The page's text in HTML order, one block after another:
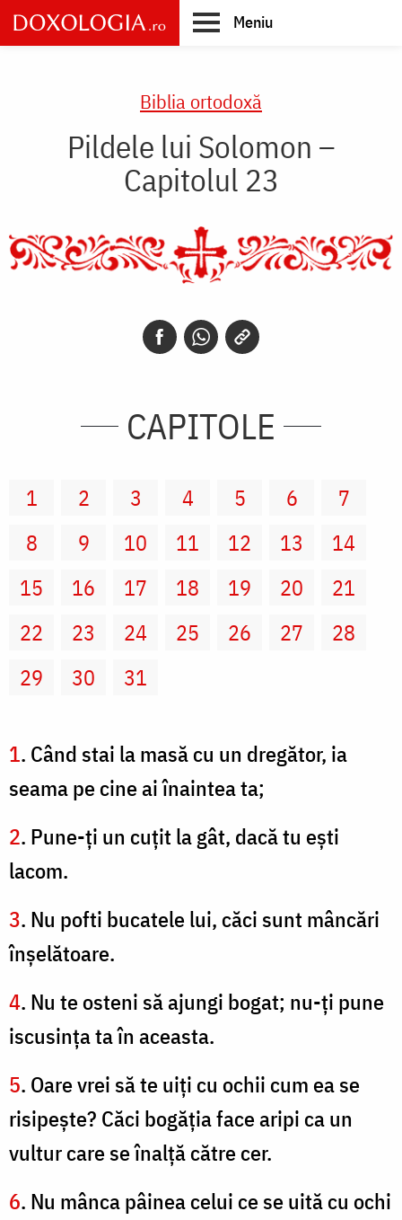
Skip
to
main
Meniu
Biblia ortodoxă
Pildele lui Solomon –
Capitolul 23
CAPITOLE
1 2 3 4 5 6
7
8
9 10 11 12 13
14
15
16 17 18 19 20
21
22
23 24 25 26 27
28
29
30 31
1. Când stai la masă cu un dregător, ia
seama pe cine ai înaintea ta;
2. Pune-ţi un cuţit la gât, dacă tu eşti
lacom.
3. Nu pofti bucatele lui, căci sunt mâncări
înşelătoare.
4. Nu te osteni să ajungi bogat; nu-ţi pune
iscusinţa ta în aceasta.
5. Oare vrei să te uiţi cu ochii cum ea se
risipeşte? Căci bogăţia face aripi ca un
vultur care se înalţă către cer.
6. Nu mânca pâinea celui ce se uită cu ochi